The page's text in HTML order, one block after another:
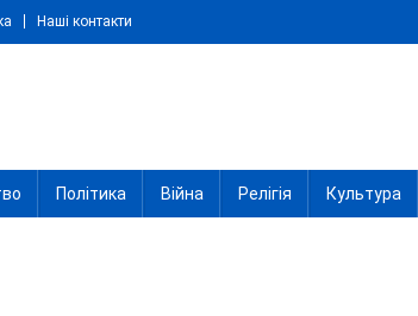
Наші контакти
Політика Війна Релігія Культура